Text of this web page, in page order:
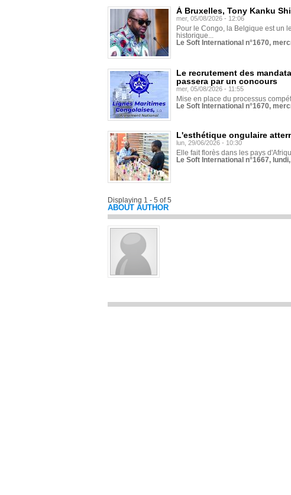
À Bruxelles, Tony Kanku
mer, 05/08/2026 - 12:06
Pour le Congo, la Belgique est un
historique...
Le Soft International n°1670,
Le recrutement des
passera par un concours
mer, 05/08/2026 - 11:55
Mise en place du processus
Le Soft International n°1670,
L'esthétique ongulaire
lun, 29/06/2026 - 10:30
Elle fait florès dans les pays
Le Soft International n°1667,
Displaying 1 - 5 of 5
ABOUT AUTHOR